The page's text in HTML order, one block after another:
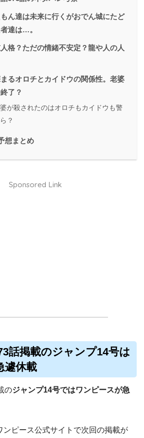
ん達は未来に行くがおでん城にたど
達は…。
格？ただの情緒不安定？龍や人の人
るオロチとカイドウの関係性。老婆
了？
が殺されたのはオロチもカイドウも警
？
想まとめ
Sponsored Link
話掲載のジャンプ14号は
遽休載
のジャンプ14号ではワンピースが急
ンピース公式サイトで次回の掲載が